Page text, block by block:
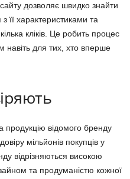
дозволяє швидко знайти
її характеристиками та
кліків. Це робить процес
для тих, хто вперше
продукцію відомого бренду
мільйонів покупців у
відрізняються високою
та продуманістю кожної